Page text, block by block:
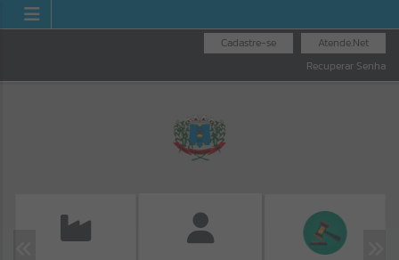
Atende.Net
Cadastre-se
Recuperar Senha